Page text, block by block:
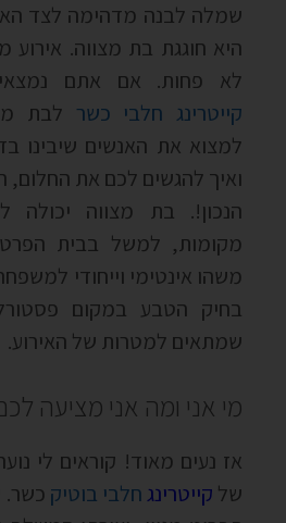
שמלה לבנה מדהימה לצד
היא חוגגת בת מצווה. אירוע
לא פחות. אם אתם
קייטרינג חלבי כשר לבת
למצוא את האנשים שיבינו
ואיך להגשים לכם את החלום,
הנכון!. בת מצווה יכולה
מקומות, למשל בבית
משהו אינטימי וייחודי
בחיק הטבע במקום
שמתאים למטרות של האירוע.
מי אני ומה אני מציעה
אז נעים מאוד! קוראים לי
של קייטרינגחלבי בוטיק כשר.